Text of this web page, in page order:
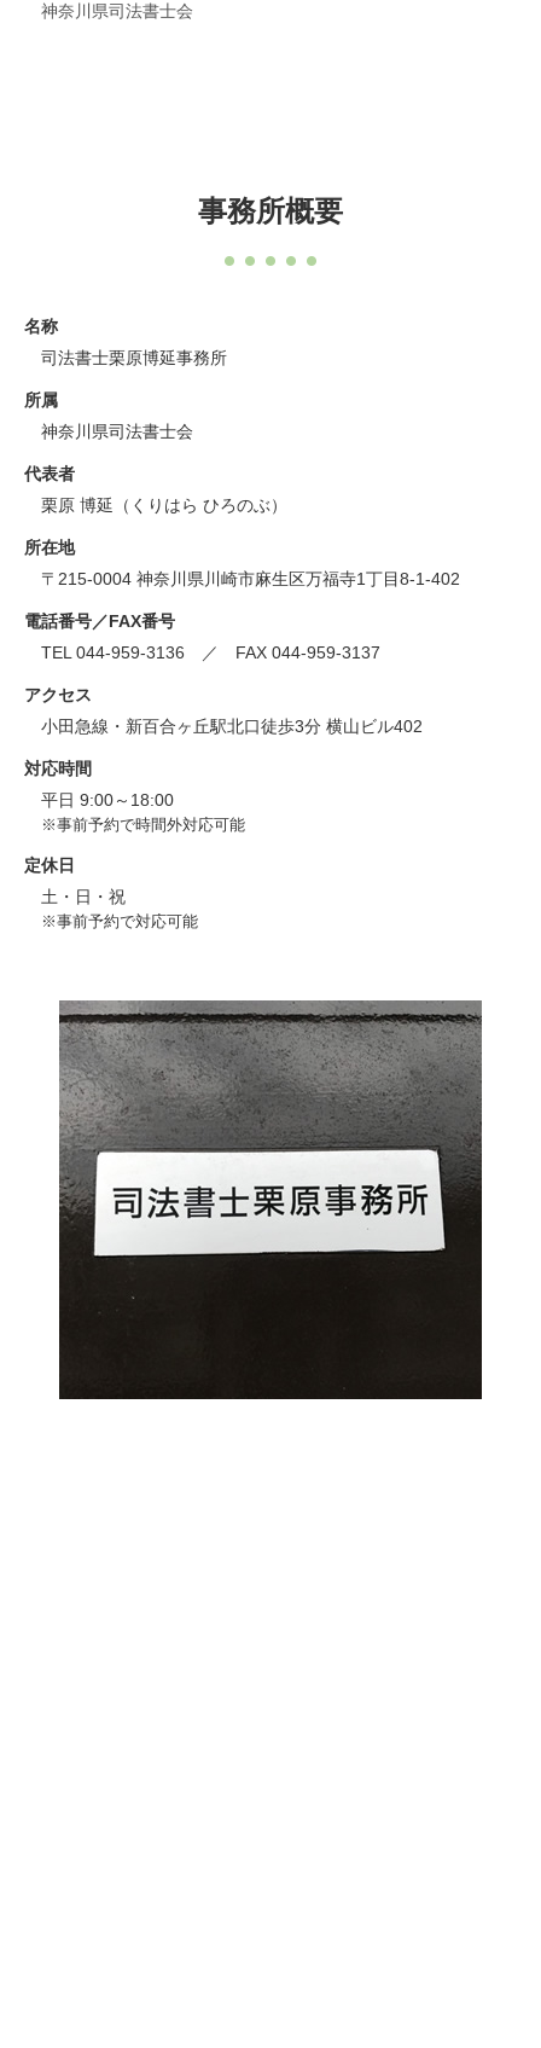
神奈川県司法書士会
事務所概要
名称
司法書士栗原博延事務所
所属
神奈川県司法書士会
代表者
栗原 博延（くりはら ひろのぶ）
所在地
〒215-0004 神奈川県川崎市麻生区万福寺1丁目8-1-402
電話番号／FAX番号
TEL 044-959-3136 ／ FAX 044-959-3137
アクセス
小田急線・新百合ヶ丘駅北口徒歩3分 横山ビル402
対応時間
平日 9:00～18:00
※事前予約で時間外対応可能
定休日
土・日・祝
※事前予約で対応可能